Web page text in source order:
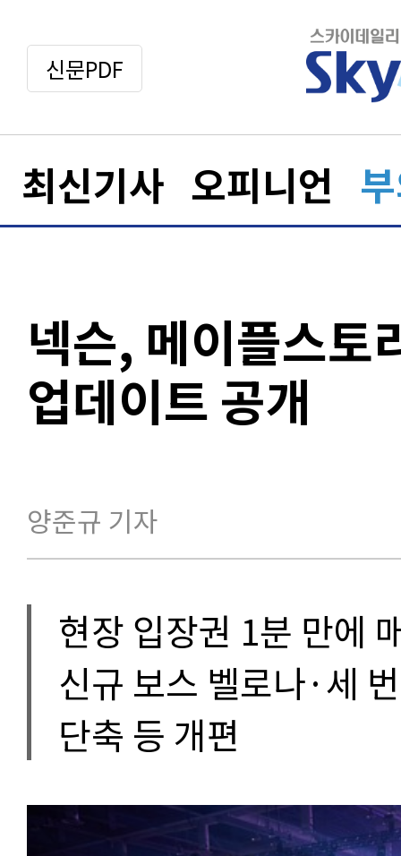
신문PDF
최신기사 오피니언
넥슨, 메이플스토
업데이트 공개
양준규 기자
현장 입장권 1분 만에
신규 보스 벨로나·세
단축 등 개편